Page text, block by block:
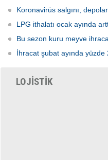
Koronavirüs salgını,
LPG ithalatı ocak ayında
Bu sezon kuru meyve
İhracat şubat ayında yüzde
LOJİSTİK